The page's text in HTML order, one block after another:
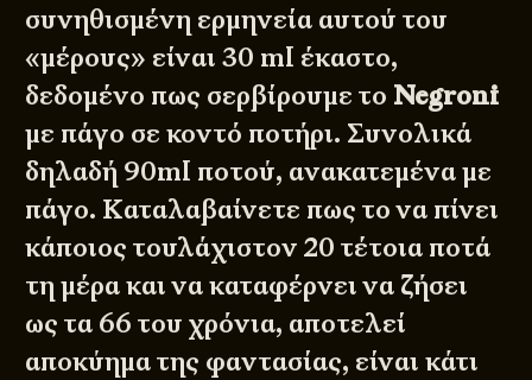
συνηθισμένη ερμηνεία αυτού του
«μέρους» είναι 30 ml έκαστο,
δεδομένο πως σερβίρουμε το Negroni
με πάγο σε κοντό ποτήρι. Συνολικά
δηλαδή 90ml ποτού, ανακατεμένα με
πάγο. Καταλαβαίνετε πως το να πίνει
κάποιος τουλάχιστον 20 τέτοια ποτά
τη μέρα και να καταφέρνει να ζήσει
ως τα 66 του χρόνια, αποτελεί
αποκύημα της φαντασίας, είναι κάτι